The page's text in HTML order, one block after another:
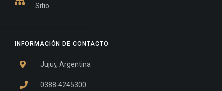
INFORMACIÓN DE CONTACTO
Jujuy, Argentina
0388-4245300
Sitio